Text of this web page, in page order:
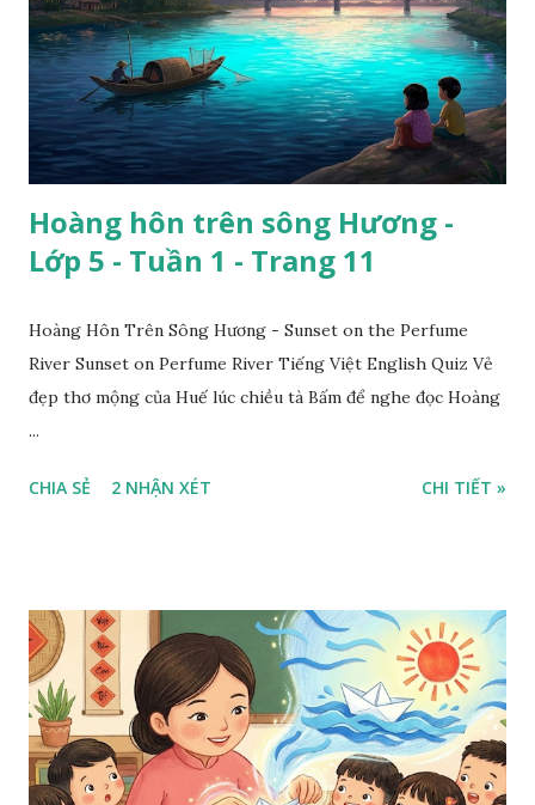
Hoàng hôn trên sông Hương -
Lớp 5 - Tuần 1 - Trang 11
Hoàng Hôn Trên Sông Hương - Sunset on the Perfume
River Sunset on Perfume River Tiếng Việt English Quiz Vẻ
đẹp thơ mộng của Huế lúc chiều tà Bấm để nghe đọc Hoàng
...
CHIA SẺ 2 NHẬN XÉT CHI TIẾT »